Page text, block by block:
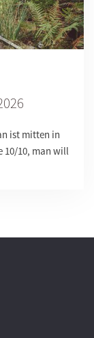
ist mitten in
10/10, man will